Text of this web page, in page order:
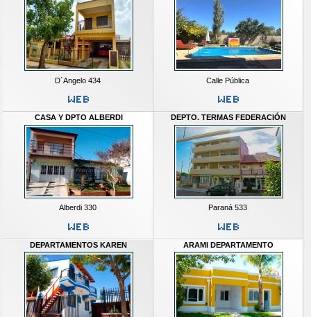
D´Angelo 434 Calle Pública
CASA Y DPTO ALBERDI
Alberdi 330
DEPTO. TERMAS FEDERACIÓN
Paraná 533
DEPARTAMENTOS KAREN ARAMI DEPARTAMENTO